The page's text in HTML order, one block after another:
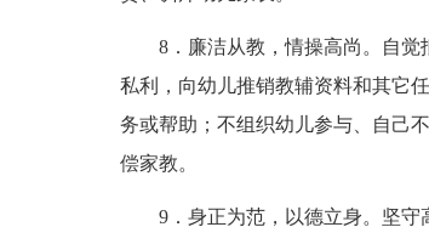
8．廉洁从教，情操高尚。自觉
私利，向幼儿推销教辅资料和其它
务或帮助；不组织幼儿参与、自己
偿家教。
9．身正为范，以德立身。坚守